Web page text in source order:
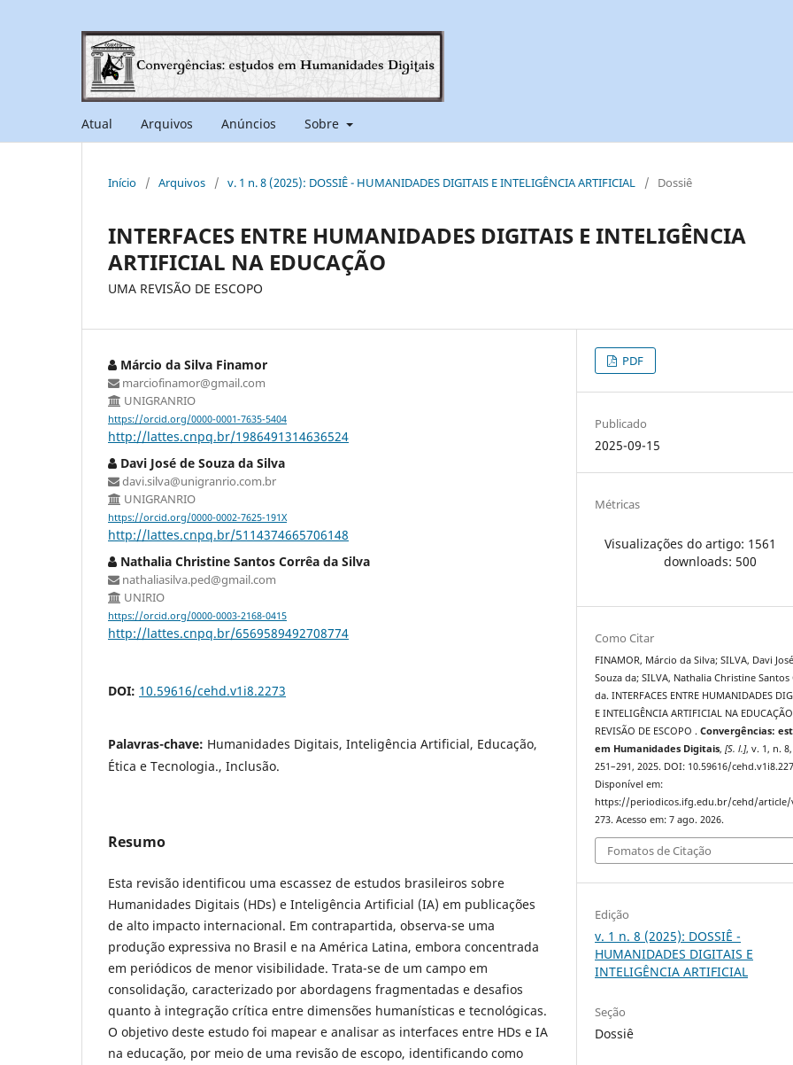
Atual Arquivos Anúncios Sobre
Início / Arquivos / v. 1 n. 8 (2025): DOSSIÊ - HUMANIDADES DIGITAIS E INTELIGÊNCIA ARTIFICIAL / Dossiê
INTERFACES ENTRE HUMANIDADES DIGITAIS E INTELIGÊNCIA
ARTIFICIAL NA EDUCAÇÃO
UMA REVISÃO DE ESCOPO
Márcio da Silva Finamor
marciofinamor@gmail.com
UNIGRANRIO
https://orcid.org/0000-0001-7635-5404
http://lattes.cnpq.br/1986491314636524
Davi José de Souza da Silva
davi.silva@unigranrio.com.br
UNIGRANRIO
https://orcid.org/0000-0002-7625-191X
http://lattes.cnpq.br/5114374665706148
Nathalia Christine Santos Corrêa da Silva
nathaliasilva.ped@gmail.com
UNIRIO
https://orcid.org/0000-0003-2168-0415
http://lattes.cnpq.br/6569589492708774
DOI: 10.59616/cehd.v1i8.2273
Palavras-chave: Humanidades Digitais, Inteligência Artificial, Educação,
Ética e Tecnologia., Inclusão.
Resumo
Esta revisão identificou uma escassez de estudos brasileiros sobre
Humanidades Digitais (HDs) e Inteligência Artificial (IA) em publicações
de alto impacto internacional. Em contrapartida, observa-se uma
produção expressiva no Brasil e na América Latina, embora concentrada
em periódicos de menor visibilidade. Trata-se de um campo em
consolidação, caracterizado por abordagens fragmentadas e desafios
quanto à integração crítica entre dimensões humanísticas e tecnológicas.
O objetivo deste estudo foi mapear e analisar as interfaces entre HDs e IA
na educação, por meio de uma revisão de escopo, identificando como
PDF
Publicado
2025-09-15
Métricas
Visualizações do artigo: 1561
downloads: 500
Como Citar
FINAMOR, Márcio da Silva; SILVA, Davi
Souza da; SILVA, Nathalia Christine Santos
da. INTERFACES ENTRE HUMANIDADES
E INTELIGÊNCIA ARTIFICIAL NA
REVISÃO DE ESCOPO .Convergências:
em Humanidades Digitais,[S. l.], v. 1, n.
251–291, 2025. DOI: 10.59616/
Disponível em:
https://periodicos.ifg.edu.br/cehd/
273. Acesso em: 7 ago. 2026.
Fomatos de Citação
Edição
v. 1 n. 8 (2025): DOSSIÊ -
HUMANIDADES DIGITAIS E
INTELIGÊNCIA ARTIFICIAL
Seção
Dossiê